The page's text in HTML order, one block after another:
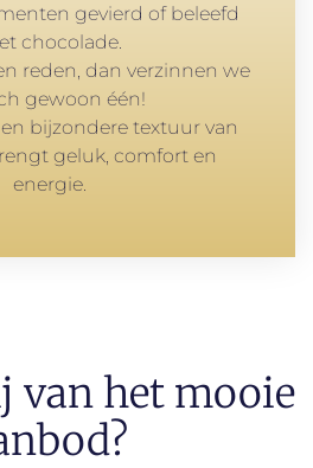
gevierd of beleefd
chocolade.
reden, dan verzinnen we
gewoon één!
bijzondere textuur van
geluk, comfort en
energie.
van het mooie